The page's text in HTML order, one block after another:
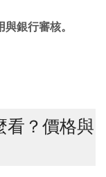
銀行審核。
看？價格與